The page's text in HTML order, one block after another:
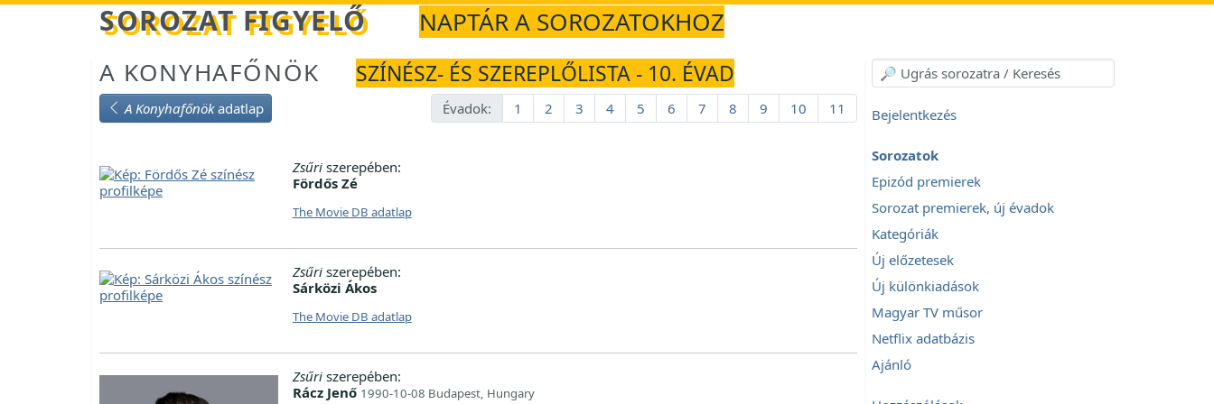
Betöltés... SOROZAT FIGYELŐ
NAPTÁR A SOROZATOKHOZ
A KONYHAFŐNÖK
SZÍNÉSZ- ÉS SZEREPLŐLISTA - 10. ÉVAD
A Konyhafőnökadatlap Évadok: 1 2 3 4 5 6 7 8 9 10 11
Zsűriszerepében:
Fördős Zé
The Movie DB adatlap
Zsűriszerepében:
Sárközi Ákos
The Movie DB adatlap
Zsűriszerepében:
Rácz Jenő 1990-10-08 Budapest, Hungary
Bejelentkezés
Sorozatok
Epizód premierek
Sorozat premierek, új évadok
Kategóriák
Új előzetesek
Új különkiadások
Magyar TV műsor
Netflix adatbázis
Ajánló